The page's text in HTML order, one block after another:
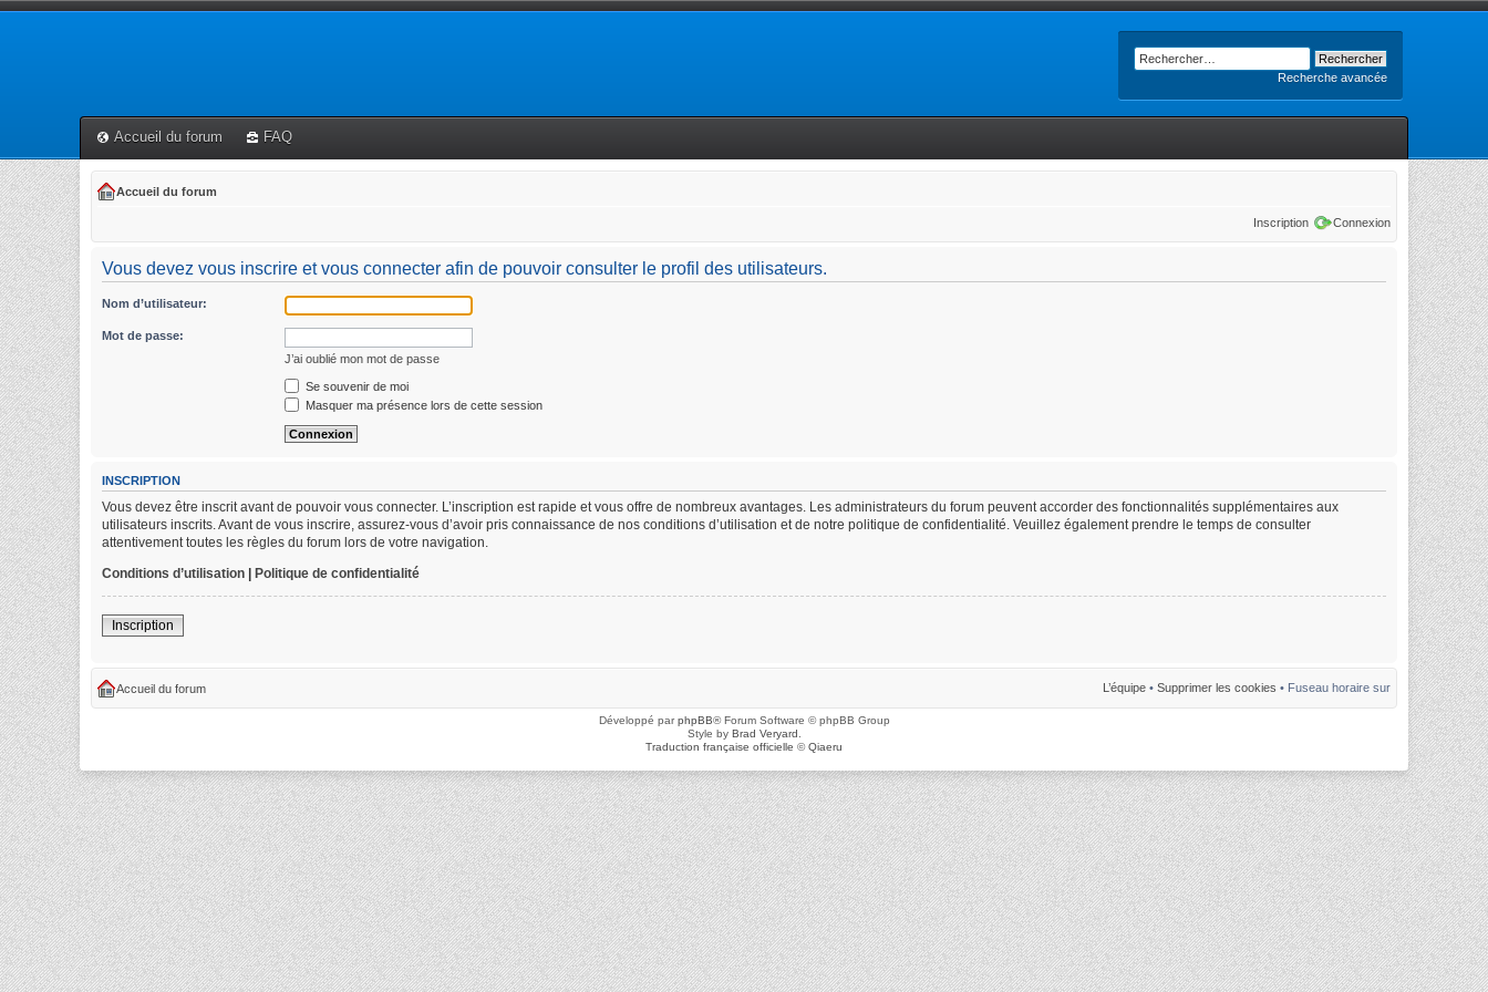
Recherche avancée
Accueil du forum FAQ
Accueil du forum
Inscription Connexion
Vous devez vous inscrire et vous connecter afin de pouvoir consulter le profil des utilisateurs.
Nom d’utilisateur:
Mot de passe:
J’ai oublié mon mot de passe
Se souvenir de moi
Masquer ma présence lors de cette session
INSCRIPTION
Vous devez être inscrit avant de pouvoir vous connecter. L’inscription est rapide et vous offre de nombreux avantages. Les administrateurs du forum peuvent accorder des fonctionnalités supplémentaires aux
utilisateurs inscrits. Avant de vous inscrire, assurez-vous d’avoir pris connaissance de nos conditions d’utilisation et de notre politique de confidentialité. Veuillez également prendre le temps de consulter
attentivement toutes les règles du forum lors de votre navigation.
Conditions d’utilisation | Politique de confidentialité
Inscription
Accueil du forum L’équipe • Supprimer les cookies • Fuseau horaire sur
Développé parphpBB® Forum Software © phpBB Group
Style by Brad Veryard
Traduction française officielle ©Qiaeru